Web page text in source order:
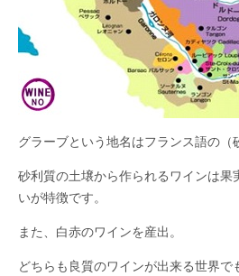
グラーブという地名はフランス語の（
砂利質の土壌から作られるワインは果
いが特徴です。
また、白赤のワインを産出。
どちらも良質のワインが出来る世界で